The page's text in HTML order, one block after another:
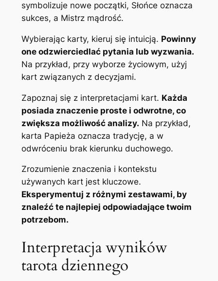
symbolizuje nowe początki, Słońce oznacza
sukces, a Mistrz mądrość.
Wybierając karty, kieruj się intuicją. Powinny
one odzwierciedlać pytania lub wyzwania.
Na przykład, przy wyborze życiowym, użyj
kart związanych z decyzjami.
Zapoznaj się z interpretacjami kart. Każda
posiada znaczenie proste i odwrotne, co
zwiększa możliwość analizy. Na przykład,
karta Papieża oznacza tradycję, a w
odwróceniu brak kierunku duchowego.
Zrozumienie znaczenia i kontekstu
używanych kart jest kluczowe.
Eksperymentuj z różnymi zestawami, by
znaleźć te najlepiej odpowiadające twoim
potrzebom.
Interpretacja wyników
tarota dziennego